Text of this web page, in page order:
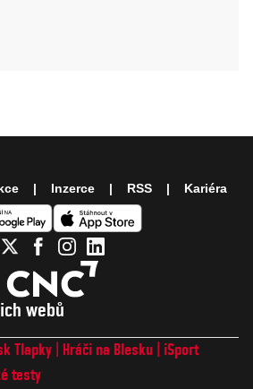
webů
Tlapky Hráči na Blesku
iSport
testy
Inzerce RSS Kariéra